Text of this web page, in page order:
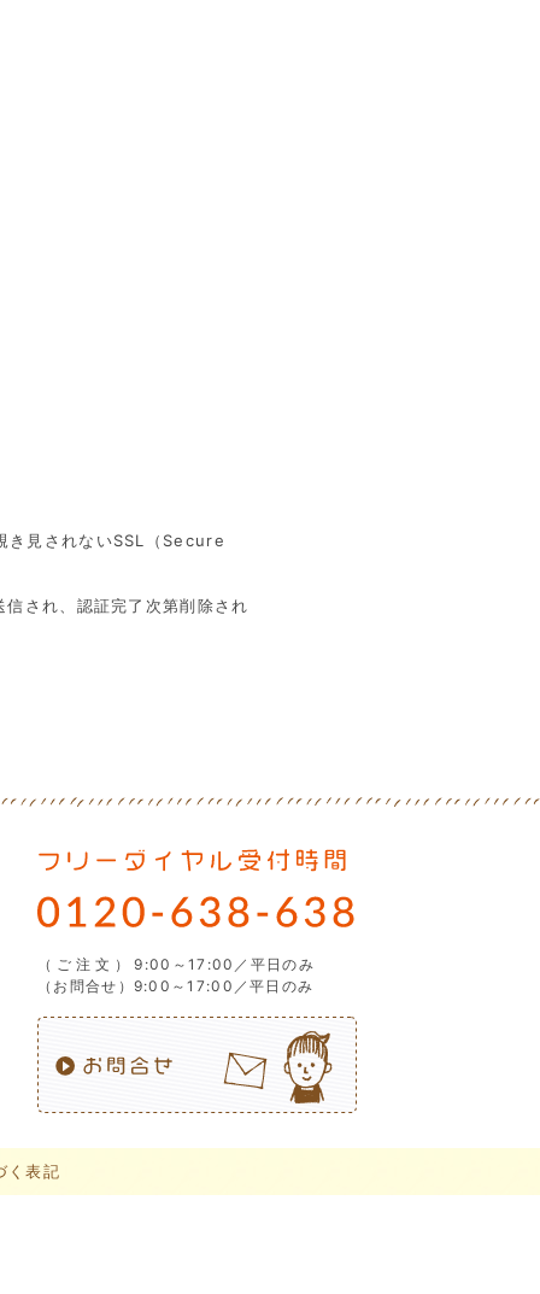
き見されないSSL（Secure
され、認証完了次第削除され
（ご注文）9:00～17:00／平日のみ
（お問合せ）9:00～17:00／平日のみ
く表記